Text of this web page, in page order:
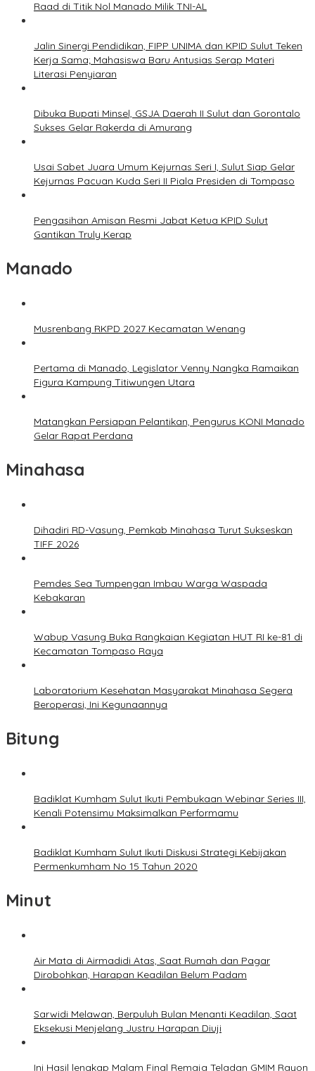
Raad di Titik Nol Manado Milik TNI-AL
Jalin Sinergi Pendidikan, FIPP UNIMA dan KPID Sulut Teken
Kerja Sama; Mahasiswa Baru Antusias Serap Materi
Literasi Penyiaran
Dibuka Bupati Minsel, GSJA Daerah II Sulut dan Gorontalo
Sukses Gelar Rakerda di Amurang
Usai Sabet Juara Umum Kejurnas Seri I, Sulut Siap Gelar
Kejurnas Pacuan Kuda Seri II Piala Presiden di Tompaso
Pengasihan Amisan Resmi Jabat Ketua KPID Sulut
Gantikan Truly Kerap
Manado
Musrenbang RKPD 2027 Kecamatan Wenang
Pertama di Manado, Legislator Venny Nangka Ramaikan
Figura Kampung Titiwungen Utara
Matangkan Persiapan Pelantikan, Pengurus KONI Manado
Gelar Rapat Perdana
Minahasa
Dihadiri RD-Vasung, Pemkab Minahasa Turut Sukseskan
TIFF 2026
Pemdes Sea Tumpengan Imbau Warga Waspada
Kebakaran
Wabup Vasung Buka Rangkaian Kegiatan HUT RI ke-81 di
Kecamatan Tompaso Raya
Laboratorium Kesehatan Masyarakat Minahasa Segera
Beroperasi, Ini Kegunaannya
Bitung
Badiklat Kumham Sulut Ikuti Pembukaan Webinar Series III,
Kenali Potensimu Maksimalkan Performamu
Badiklat Kumham Sulut Ikuti Diskusi Strategi Kebijakan
Permenkumham No 15 Tahun 2020
Minut
Air Mata di Airmadidi Atas, Saat Rumah dan Pagar
Dirobohkan, Harapan Keadilan Belum Padam
Sarwidi Melawan, Berpuluh Bulan Menanti Keadilan, Saat
Eksekusi Menjelang Justru Harapan Diuji
Ini Hasil lengkap Malam Final Remaja Teladan GMIM Rayon